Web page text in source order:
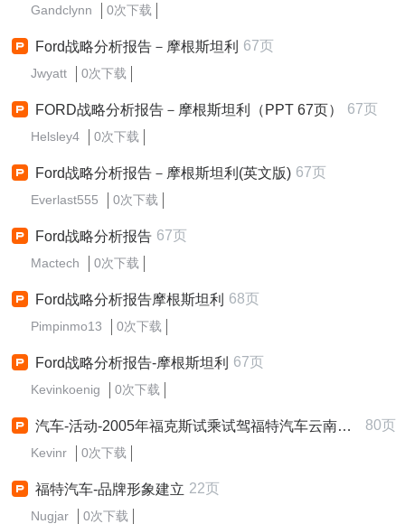
Gandclynn 0次下载
Ford战略分析报告－摩根斯坦利 67页
Jwyatt 0次下载
FORD战略分析报告－摩根斯坦利（PPT 67页） 67页
Helsley4 0次下载
Ford战略分析报告－摩根斯坦利(英文版) 67页
Everlast555 0次下载
Ford战略分析报告 67页
Mactech 0次下载
Ford战略分析报告摩根斯坦利 68页
Pimpinmo13 0次下载
Ford战略分析报告-摩根斯坦利 67页
Kevinkoenig 0次下载
汽车-活动-2005年福克斯试乘试驾福特汽车云南大客户会议策划方案80PPT 80页
Kevinr 0次下载
福特汽车-品牌形象建立 22页
Nugjar 0次下载